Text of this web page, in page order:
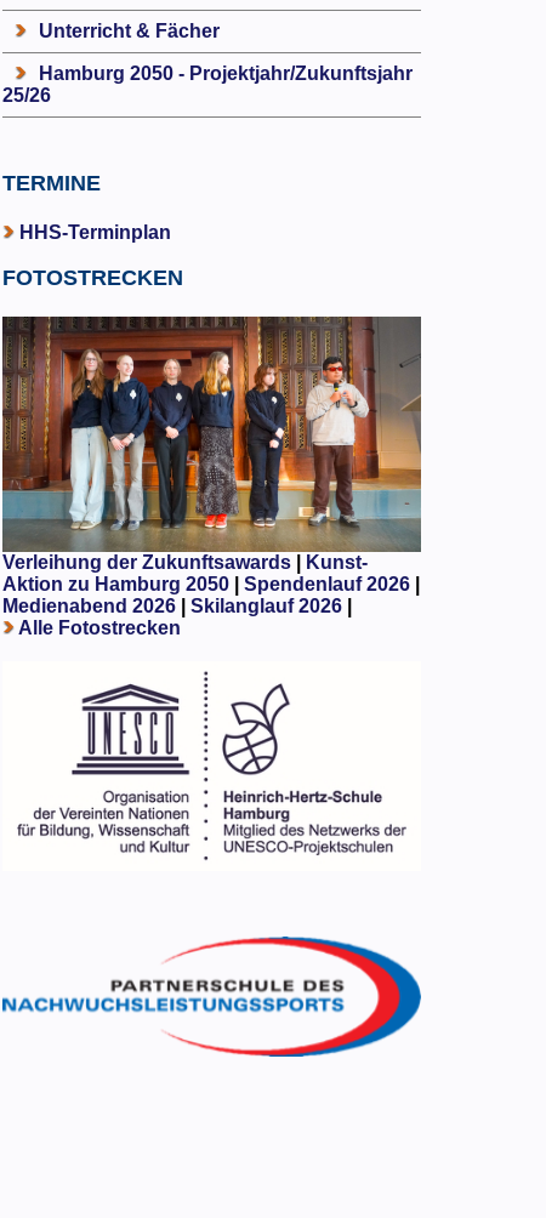
Unterricht & Fächer
Hamburg 2050 - Projektjahr/Zukunftsjahr
25/26
TERMINE
HHS-Terminplan
FOTOSTRECKEN
Verleihung der Zukunftsawards|
Kunst-
Aktion zu Hamburg 2050
Spendenlauf 2026|
Medienabend 2026| Skilanglauf 2026|
Alle Fotostrecken